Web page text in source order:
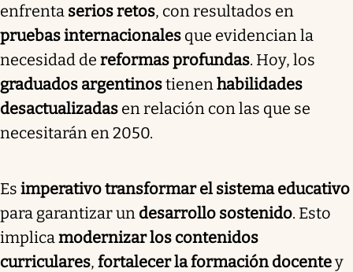
enfrenta serios retos, con resultados en
pruebas internacionales que evidencian la
necesidad de reformas profundas. Hoy, los
graduados argentinostienen habilidades
desactualizadas en relación con las que se
necesitarán en 2050.
Es imperativo transformar el sistema educativo
para garantizar un desarrollo sostenido. Esto
implica modernizar los contenidos
curriculares, fortalecer la formación docentey